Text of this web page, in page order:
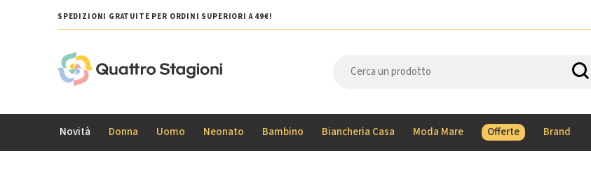
SPEDIZIONI GRATUITE PER ORDINI SUPERIORI A 49€!
Novità Donna Uomo Neonato Bambino Biancheria Casa Moda Mare Offerte Brand